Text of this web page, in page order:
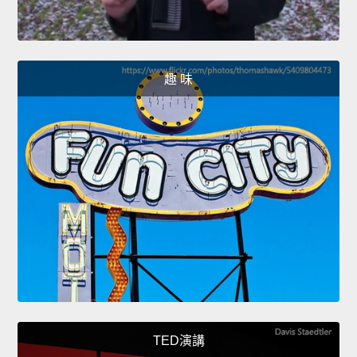
趣 味
TED演講